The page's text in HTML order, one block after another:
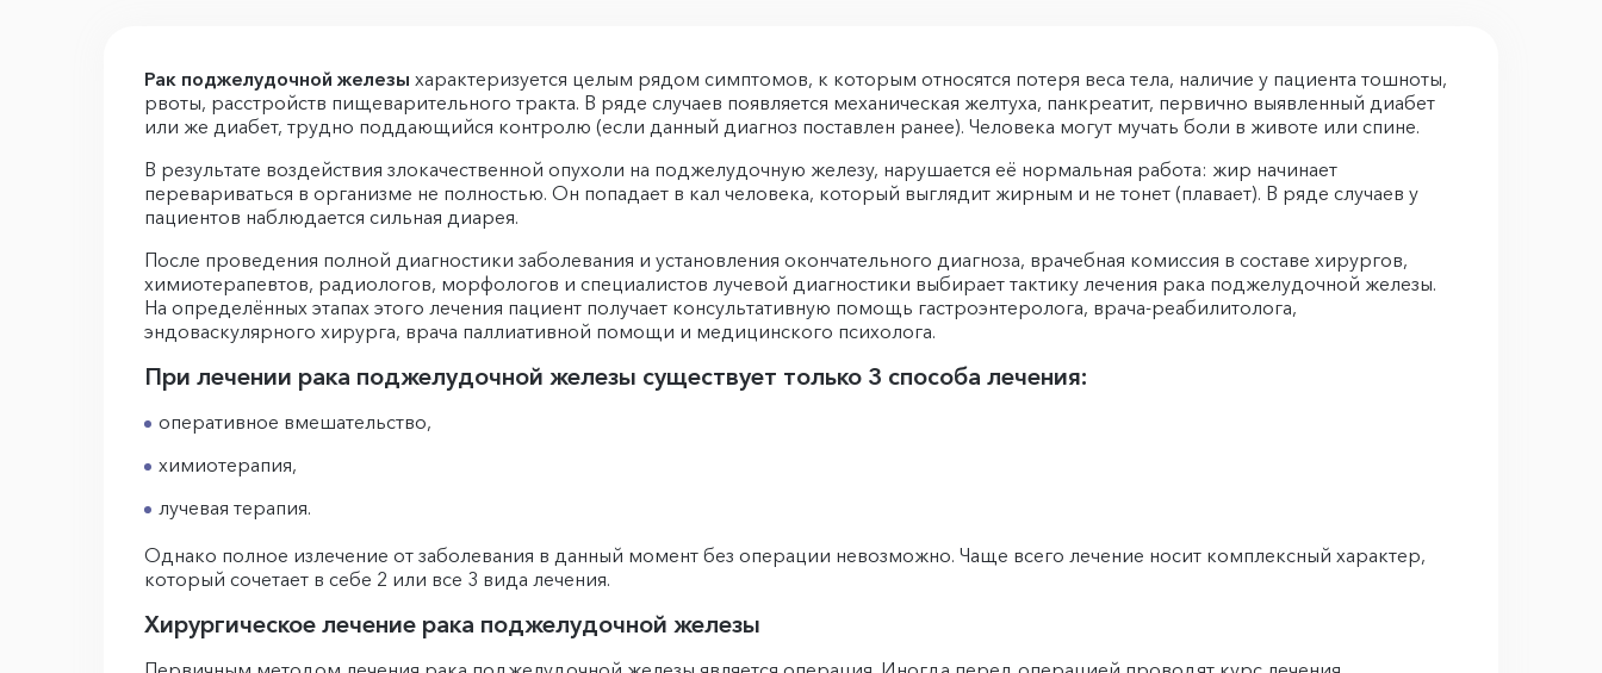
Рак поджелудочной железы характеризуется целым рядом симптомов, к которым относятся потеря веса тела, наличие у пациента тошноты,
рвоты, расстройств пищеварительного тракта. В ряде случаев появляется механическая желтуха, панкреатит, первично выявленный диабет
или же диабет, трудно поддающийся контролю (если данный диагноз поставлен ранее). Человека могут мучать боли в животе или спине.
В результате воздействия злокачественной опухоли на поджелудочную железу, нарушается её нормальная работа: жир начинает
перевариваться в организме не полностью. Он попадает в кал человека, который выглядит жирным и не тонет (плавает). В ряде случаев у
пациентов наблюдается сильная диарея.
После проведения полной диагностики заболевания и установления окончательного диагноза, врачебная комиссия в составе хирургов,
химиотерапевтов, радиологов, морфологов и специалистов лучевой диагностики выбирает тактику лечения рака поджелудочной железы.
На определённых этапах этого лечения пациент получает консультативную помощь гастроэнтеролога, врача-реабилитолога,
эндоваскулярного хирурга, врача паллиативной помощи и медицинского психолога.
При лечении рака поджелудочной железы существует только 3 способа лечения:
оперативное вмешательство,
химиотерапия,
лучевая терапия.
Однако полное излечение от заболевания в данный момент без операции невозможно. Чаще всего лечение носит комплексный характер,
который сочетает в себе 2 или все 3 вида лечения.
Хирургическое лечение рака поджелудочной железы